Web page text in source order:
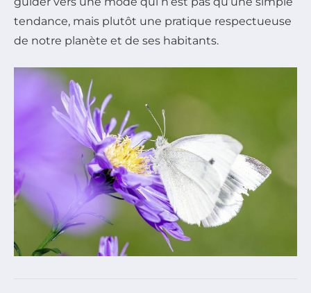
tendance, mais plutôt une pratique respectueuse
de notre planète et de ses habitants.